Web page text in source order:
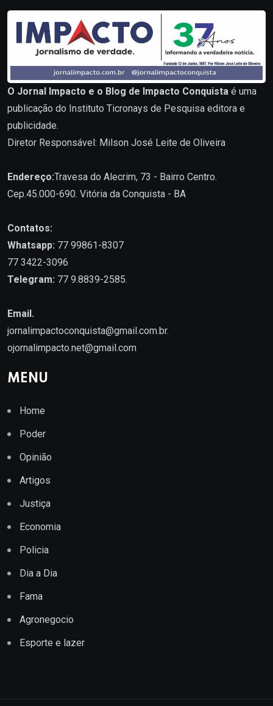
O Jornal Impacto e o Blog de Impacto Conquista é uma
publicação do Instituto Ticronays de Pesquisa editora e
publicidade.
Diretor Responsável: Milson José Leite de Oliveira
Endereço:Travesa do Alecrim, 73 - Bairro Centro.
Cep.45.000-690. Vitória da Conquista - BA
Contatos:
Whatsapp: 77 99861-8307
77 3422-3096
Telegram: 77 9.8839-2585.
Email.
jornalimpactoconquista@gmail.com.br.
ojornalimpacto.net@gmail.com
MENU
Home
Poder
Opinião
Artigos
Justiça
Economia
Policia
Dia a Dia
Fama
Agronegocio
Esporte e lazer